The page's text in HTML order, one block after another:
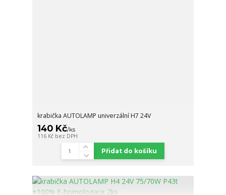
krabička AUTOLAMP univerzální H7 24V
140 Kč/ks
116 Kč bez DPH
Přidat do košíku